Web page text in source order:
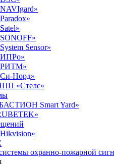
Sensor»
Норд»
«Стелс»
Smart Yard»
охранно-пожарной